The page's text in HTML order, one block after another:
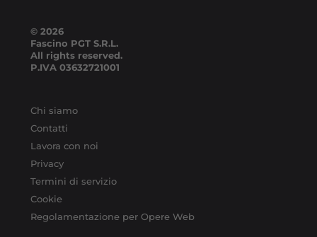
© 2026
Fascino PGT S.R.L.
All rights reserved.
P.IVA 03632721001
Chi siamo
Contatti
Lavora con noi
Privacy
Termini di servizio
Cookie
Regolamentazione per Opere Web